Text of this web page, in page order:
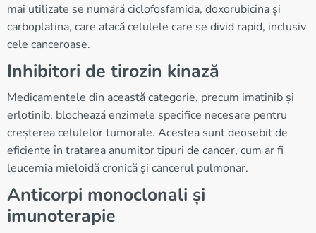
mai utilizate se numără ciclofosfamida, doxorubicina și
carboplatina, care atacă celulele care se divid rapid, inclusiv
cele canceroase.
Inhibitori de tirozin kinază
Medicamentele din această categorie, precum imatinib și
erlotinib, blochează enzimele specifice necesare pentru
creșterea celulelor tumorale. Acestea sunt deosebit de
eficiente în tratarea anumitor tipuri de cancer, cum ar fi
leucemia mieloidă cronică și cancerul pulmonar.
Anticorpi monoclonali și
imunoterapie